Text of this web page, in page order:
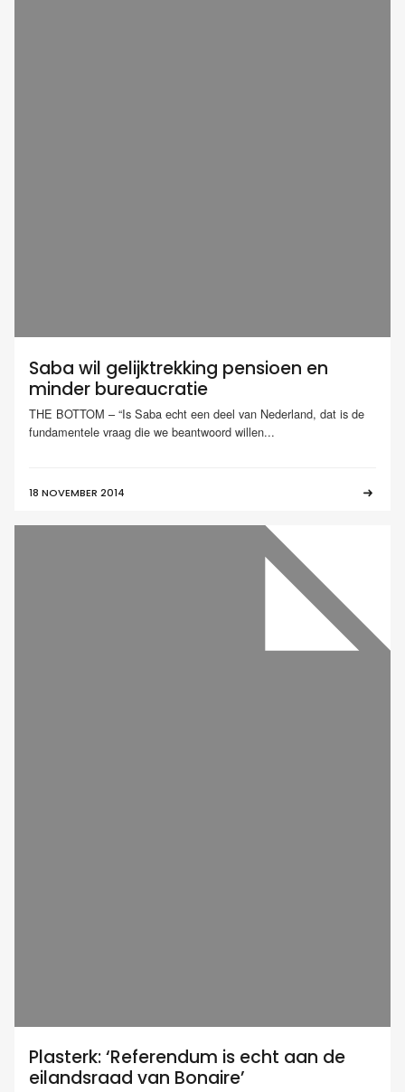
Saba wil gelijktrekking pensioen en
minder bureaucratie
THE BOTTOM – “Is Saba echt een deel van Nederland, dat is de
fundamentele vraag die we beantwoord willen...
18 NOVEMBER 2014
Plasterk: ‘Referendum is echt aan de
eilandsraad van Bonaire’